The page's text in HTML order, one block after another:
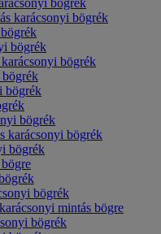
bögrék
karácsonyi bögrék
bögrék
bögrék
bögrék
bögrék
karácsonyi bögrék
bögrék
bögrék
mintás bögre
bögrék